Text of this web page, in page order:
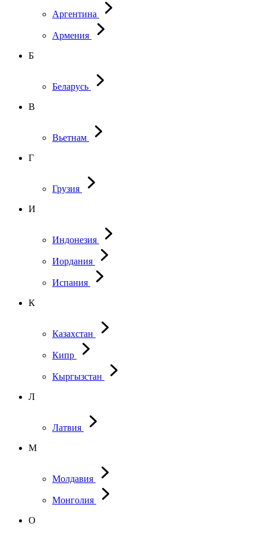
Аргентина
Армения
Б
Беларусь
В
Вьетнам
Г
Грузия
И
Индонезия
Иордания
Испания
К
Казахстан
Кипр
Кыргызстан
Л
Латвия
М
Молдавия
Монголия
О